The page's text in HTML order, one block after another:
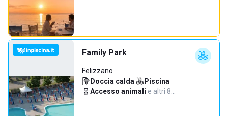
Family Park
Felizzano
Doccia calda· Piscina·
Accesso animali·e altri 8…